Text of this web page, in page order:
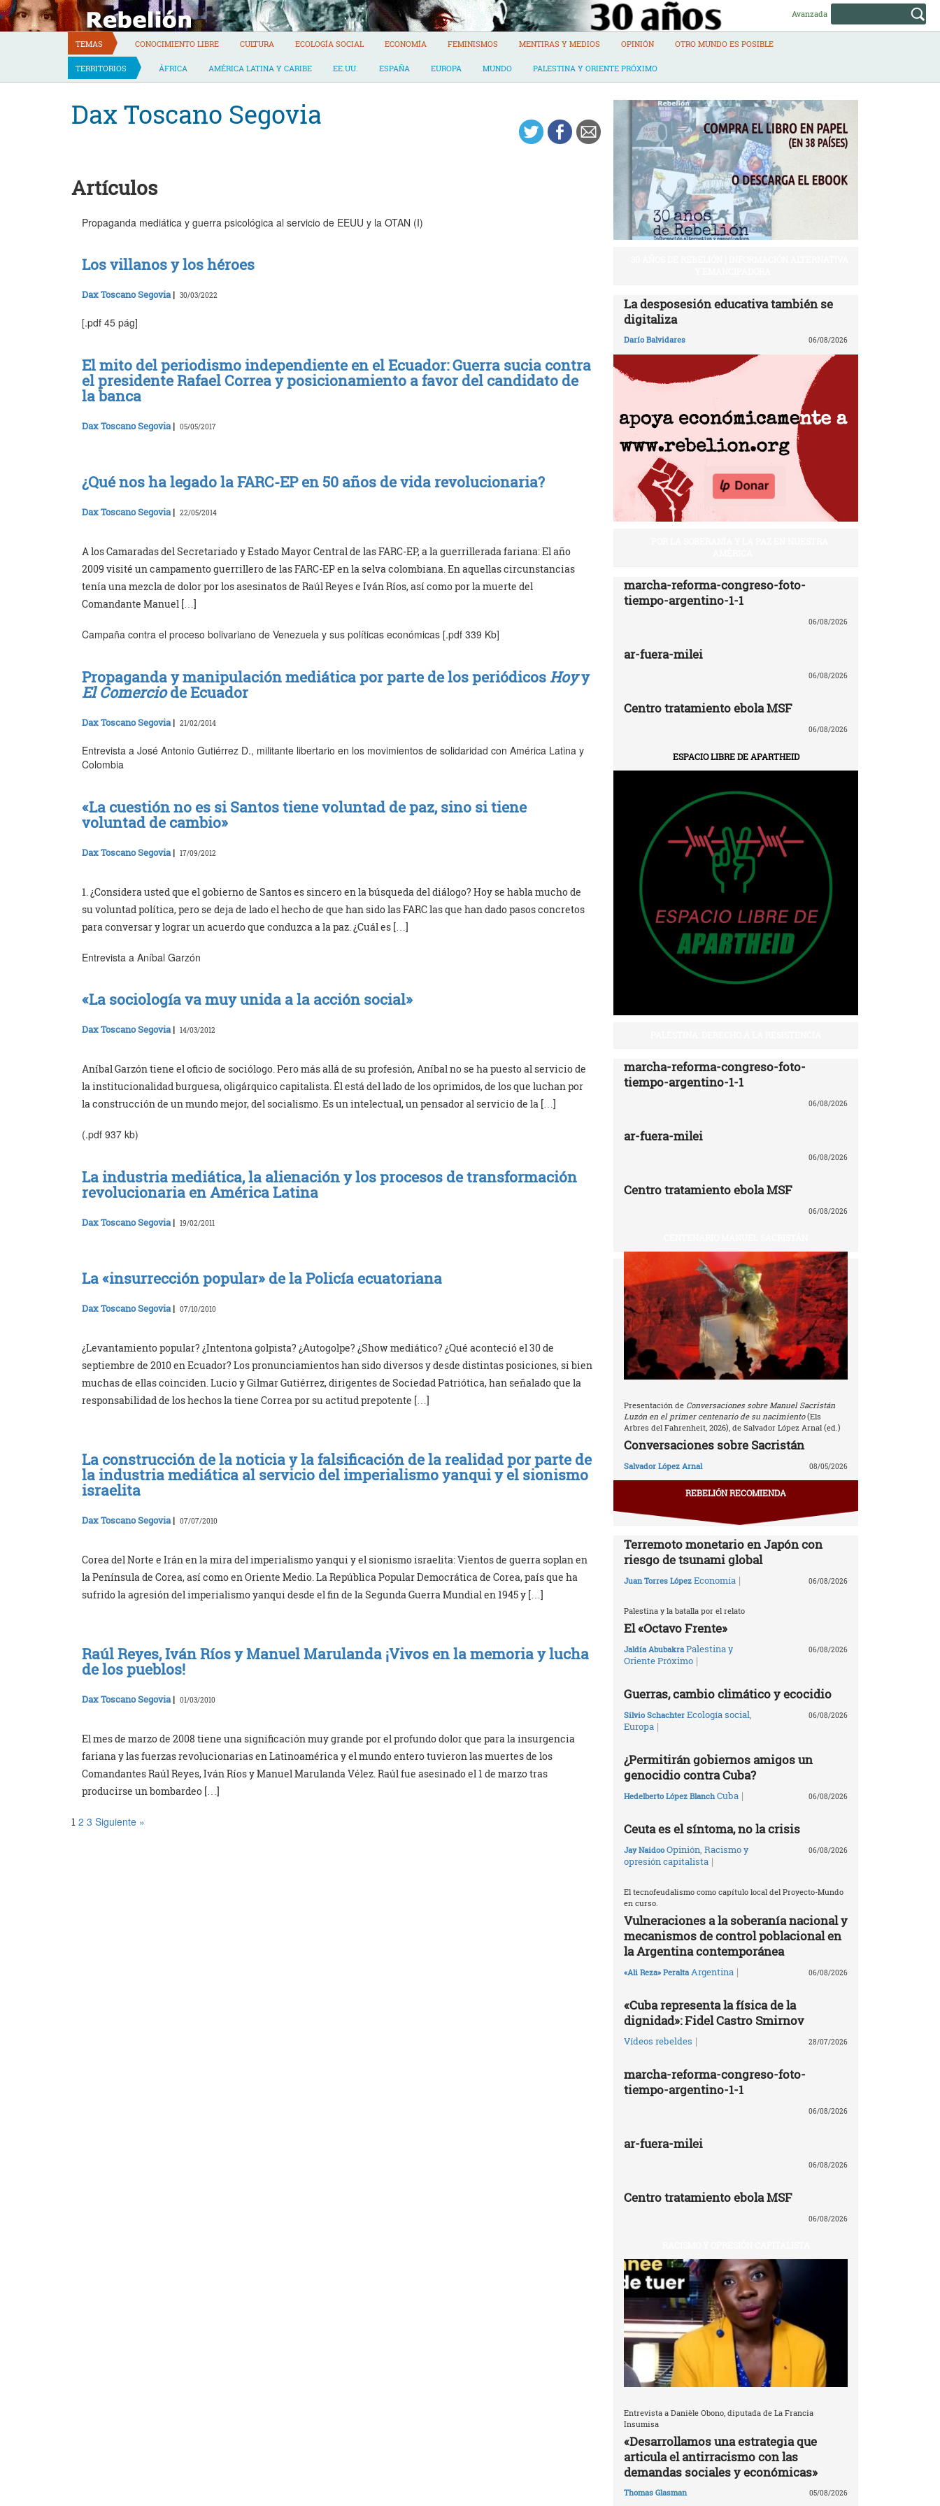
Skip
to
content
Avanzada
TEMAS CONOCIMIENTO LIBRE CULTURA ECOLOGÍA SOCIAL ECONOMÍA FEMINISMOS MENTIRAS Y MEDIOS OPINIÓN OTRO MUNDO ES POSIBLE
TERRITORIOS ÁFRICA AMÉRICA LATINA Y CARIBE EE.UU. ESPAÑA EUROPA MUNDO PALESTINA Y ORIENTE PRÓXIMO
Dax Toscano Segovia
Artículos
Propaganda mediática y guerra psicológica al servicio de EEUU y la OTAN (I)
Los villanos y los héroes
Dax Toscano Segovia | 30/03/2022
[.pdf 45 pág]
El mito del periodismo independiente en el Ecuador: Guerra sucia contra
el presidente Rafael Correa y posicionamiento a favor del candidato de
la banca
Dax Toscano Segovia | 05/05/2017
¿Qué nos ha legado la FARC-EP en 50 años de vida revolucionaria?
Dax Toscano Segovia| 22/05/2014
A los Camaradas del Secretariado y Estado Mayor Central de las FARC-EP, a la guerrillerada fariana: El año
2009 visité un campamento guerrillero de las FARC-EP en la selva colombiana. En aquellas circunstancias
tenía una mezcla de dolor por los asesinatos de Raúl Reyes e Iván Ríos, así como por la muerte del
Comandante Manuel […]
Campaña contra el proceso bolivariano de Venezuela y sus políticas económicas [.pdf 339 Kb]
Propaganda y manipulación mediática por parte de los periódicosHoyy
El Comerciode Ecuador
Dax Toscano Segovia | 21/02/2014
Entrevista a José Antonio Gutiérrez D., militante libertario en los movimientos de solidaridad con América Latina y
Colombia
«La cuestión no es si Santos tiene voluntad de paz, sino si tiene
voluntad de cambio»
Dax Toscano Segovia | 17/09/2012
1. ¿Considera usted que el gobierno de Santos es sincero en la búsqueda del diálogo? Hoy se habla mucho de
su voluntad política, pero se deja de lado el hecho de que han sido las FARC las que han dado pasos concretos
para conversar y lograr un acuerdo que conduzca a la paz. ¿Cuál es […]
Entrevista a Aníbal Garzón
«La sociología va muy unida a la acción social»
Dax Toscano Segovia | 14/03/2012
Aníbal Garzón tiene el oficio de sociólogo. Pero más allá de su profesión, Aníbal no se ha puesto al servicio de
la institucionalidad burguesa, oligárquico capitalista. Él está del lado de los oprimidos, de los que luchan por
la construcción de un mundo mejor, del socialismo. Es un intelectual, un pensador al servicio de la […]
(.pdf 937 kb)
La industria mediática, la alienación y los procesos de transformación
revolucionaria en América Latina
Dax Toscano Segovia | 19/02/2011
La «insurrección popular» de la Policía ecuatoriana
Dax Toscano Segovia| 07/10/2010
¿Levantamiento popular? ¿Intentona golpista? ¿Autogolpe? ¿Show mediático? ¿Qué aconteció el 30 de
septiembre de 2010 en Ecuador? Los pronunciamientos han sido diversos y desde distintas posiciones, si bien
muchas de ellas coinciden. Lucio y Gilmar Gutiérrez, dirigentes de Sociedad Patriótica, han señalado que la
responsabilidad de los hechos la tiene Correa por su actitud prepotente […]
La construcción de la noticia y la falsificación de la realidad por parte de
la industria mediática al servicio del imperialismo yanqui y el sionismo
israelita
Dax Toscano Segovia | 07/07/2010
Corea del Norte e Irán en la mira del imperialismo yanqui y el sionismo israelita: Vientos de guerra soplan en
la Península de Corea, así como en Oriente Medio. La República Popular Democrática de Corea, país que ha
sufrido la agresión del imperialismo yanqui desde el fin de la Segunda Guerra Mundial en 1945 y […]
Raúl Reyes, Iván Ríos y Manuel Marulanda ¡Vivos en la memoria y lucha
de los pueblos!
Dax Toscano Segovia | 01/03/2010
El mes de marzo de 2008 tiene una significación muy grande por el profundo dolor que para la insurgencia
fariana y las fuerzas revolucionarias en Latinoamérica y el mundo entero tuvieron las muertes de los
Comandantes Raúl Reyes, Iván Ríos y Manuel Marulanda Vélez. Raúl fue asesinado el 1 de marzo tras
producirse un bombardeo […]
1 2 3 Siguiente »
La desposesión educativa también se
digitaliza
Darío Balvidares 06/08/2026
marcha-reforma-congreso-foto-
tiempo-argentino-1-1
06/08/2026
ar-fuera-milei
06/08/2026
Centro tratamiento ebola MSF
06/08/2026
ESPACIO LIBRE DE APARTHEID
marcha-reforma-congreso-foto-
tiempo-argentino-1-1
06/08/2026
ar-fuera-milei
06/08/2026
Centro tratamiento ebola MSF
06/08/2026
Presentación de Conversaciones sobre Manuel Sacristán
Luzón en el primer centenario de su nacimiento(Els
Arbres del Fahrenheit, 2026), de Salvador López Arnal (ed.)
Conversaciones sobre Sacristán
Salvador López Arnal 08/05/2026
REBELIÓN RECOMIENDA
Terremoto monetario en Japón con
riesgo de tsunami global
Juan Torres López Economía | 06/08/2026
Palestina y la batalla por el relato
El «Octavo Frente»
Jaldía Abubakra Palestina y
Oriente Próximo |
06/08/2026
Guerras, cambio climático y ecocidio
Silvio Schachter Ecología social
Europa |
06/08/2026
¿Permitirán gobiernos amigos un
genocidio contra Cuba?
Hedelberto López Blanch Cuba | 06/08/2026
Ceuta es el síntoma, no la crisis
Jay Naidoo Opinión Racismo y
opresión capitalista |
06/08/2026
El tecnofeudalismo como capítulo local del Proyecto-Mundo
en curso.
Vulneraciones a la soberanía nacional y
mecanismos de control poblacional en
la Argentina contemporánea
«Ali Reza» Peralta Argentina | 06/08/2026
«Cuba representa la física de la
dignidad»: Fidel Castro Smirnov
Vídeos rebeldes | 28/07/2026
marcha-reforma-congreso-foto-
tiempo-argentino-1-1
06/08/2026
ar-fuera-milei
06/08/2026
Centro tratamiento ebola MSF
06/08/2026
Entrevista a Danièle Obono, diputada de La Francia
Insumisa
«Desarrollamos una estrategia que
articula el antirracismo con las
demandas sociales y económicas»
Thomas Glasman 05/08/2026